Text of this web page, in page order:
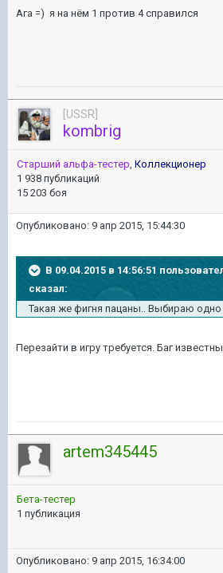
Ага =) я на нём 1 против 4 справился
[USSR]
kombrig
Старший альфа-тестер, Коллекционер
1 938 публикаций
15 203 боя
Опубликовано: 9 апр 2015, 15:44:30
В 09.04.2015 в 14:56:51
сказал:
Такая же фигня пацаны.. Выбираю
Перезайти в игру требуется. Баг
artem345445
Бета-тестер
1 публикация
Опубликовано: 9 апр 2015, 16:34:00